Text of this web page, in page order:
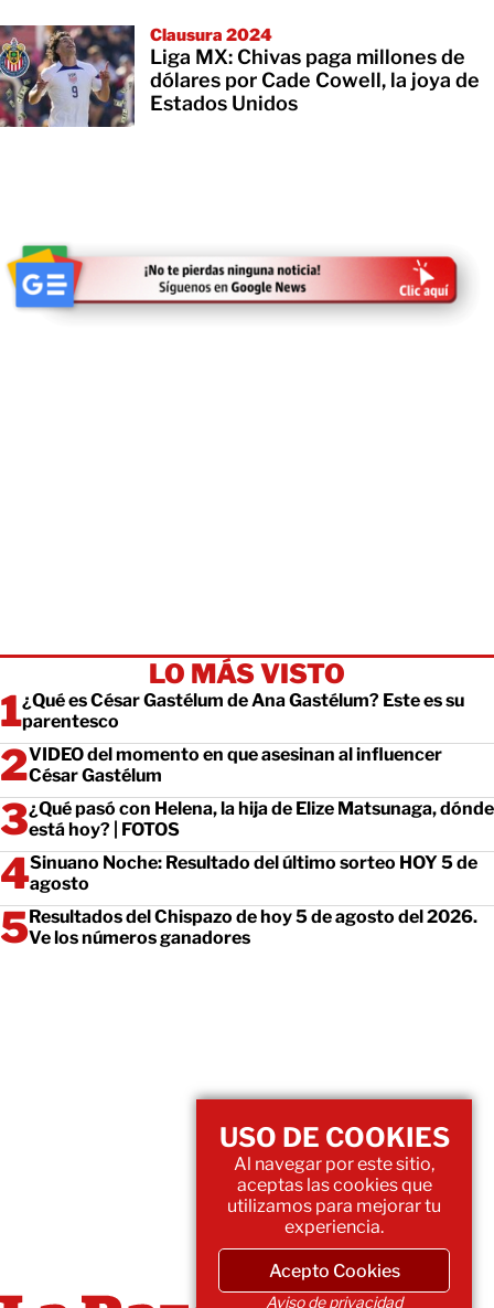
Clausura 2024
Liga MX: Chivas paga millones de
dólares por Cade Cowell, la joya de
Estados Unidos
LO MÁS VISTO
¿Qué es César Gastélum de Ana Gastélum? Este es su
parentesco
VIDEO del momento en que asesinan al influencer
César Gastélum
¿Qué pasó con Helena, la hija de Elize Matsunaga, dónde
está hoy? | FOTOS
Sinuano Noche: Resultado del último sorteo HOY 5 de
agosto
Resultados del Chispazo de hoy 5 de agosto del 2026.
Ve los números ganadores
USO DE COOKIES
Al navegar por este sitio,
aceptas las cookies que
utilizamos para mejorar tu
experiencia.
Acepto Cookies
Aviso de privacidad